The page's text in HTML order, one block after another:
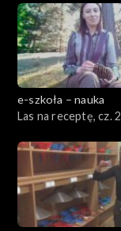
e-szkoła – nauka
Las na receptę, cz. 2